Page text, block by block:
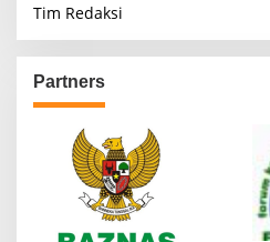
Tim Redaksi
Partners